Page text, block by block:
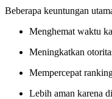
Beberapa keuntungan
Menghemat waktu
Meningkatkan
Mempercepat
Lebih aman karena